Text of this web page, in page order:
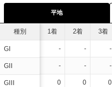
平地
種別
GI
GII
GIII
1着 2着 3着
- - -
- - -
0 0 0